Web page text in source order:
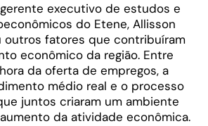
executivo de estudos e
do Etene, Allisson
outros fatores que contribuíram
econômico da região. Entre
da oferta de empregos, a
médio real e o processo
juntos criaram um ambiente
da atividade econômica.